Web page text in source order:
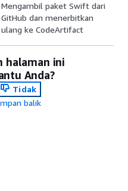
Mengambil paket Swift dari
GitHub dan menerbitkan
ulang ke CodeArtifact
halaman ini
Anda?
Tidak
balik